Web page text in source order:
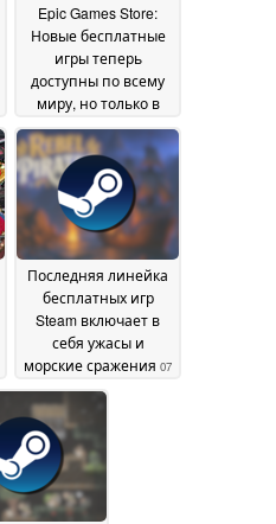
Epic Games Store:
Новые бесплатные
игры теперь
доступны по всему
миру, но только в
течение короткого
времени08 May 2025
Последняя линейка
бесплатных игр
Steam включает в
себя ужасы и
морские сражения 07
May 2025